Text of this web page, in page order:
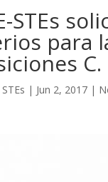
STEs
para
| Jun 2, 2017 |